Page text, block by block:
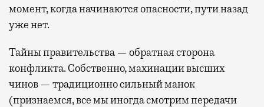
момент, когда начинаются опасности, пути назад
уже нет.
Тайны правительства — обратная сторона
конфликта. Собственно, махинации высших
чинов — традиционно сильный манок
(признаемся, все мы иногда смотрим передачи